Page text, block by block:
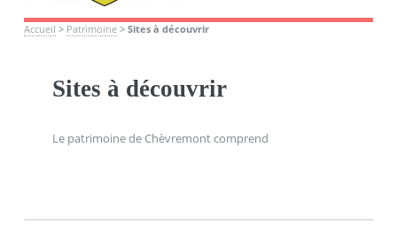
Accueil > Patrimoine> Sites à découvrir
Sites à découvrir
Le patrimoine de Chèvremont comprend